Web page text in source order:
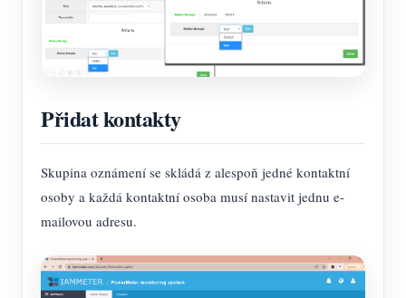
Přidat kontakty
Skupina oznámení se skládá z alespoň jedné kontaktní
osoby a každá kontaktní osoba musí nastavit jednu e-
mailovou adresu.